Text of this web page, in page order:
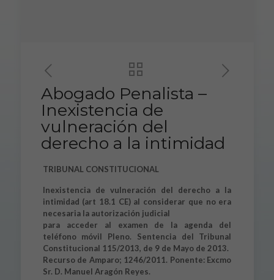
Abogado Penalista –
Inexistencia de
vulneración del
derecho a la intimidad
TRIBUNAL CONSTITUCIONAL
Inexistencia de vulneración del derecho a la
intimidad (art 18.1 CE) al considerar que no era
necesaria la autorización judicial
para acceder al examen de la agenda del
teléfono móvil Pleno. Sentencia del Tribunal
Constitucional 115/2013, de 9 de Mayo de 2013.
Recurso de Amparo; 1246/2011. Ponente: Excmo
Sr. D. Manuel Aragón Reyes.